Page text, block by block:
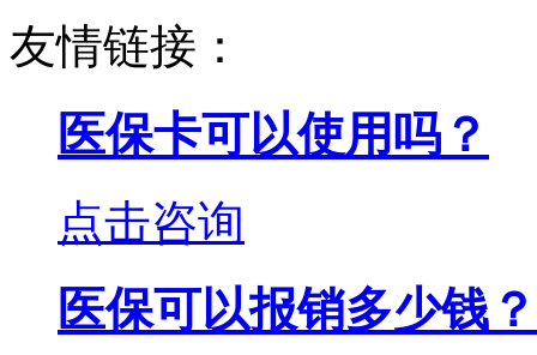
友情链接：
医保卡可以使用吗？
点击咨询
医保可以报销多少钱？